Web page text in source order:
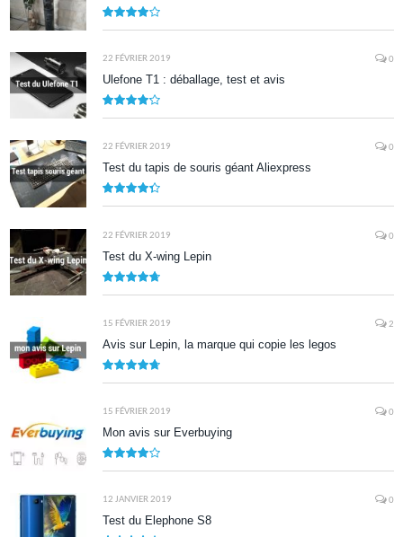
22 FÉVRIER 2019 0
Ulefone T1 : déballage, test et avis
22 FÉVRIER 2019 0
Test du tapis de souris géant Aliexpress
22 FÉVRIER 2019 0
Test du X-wing Lepin
15 FÉVRIER 2019 2
Avis sur Lepin, la marque qui copie les legos
15 FÉVRIER 2019 0
Mon avis sur Everbuying
12 JANVIER 2019 0
Test du Elephone S8